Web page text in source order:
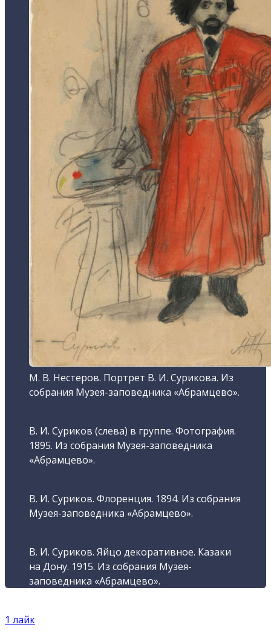
М. В. Нестеров. Портрет В. И. Сурикова. Из
собрания Музея-заповедника «Абрамцево».
В. И. Суриков (слева) в группе. Фотография.
1895. Из собрания Музея-заповедника
«Абрамцево».
В. И. Суриков. Флоренция. 1894. Из собрания
Музея-заповедника «Абрамцево».
В. И. Суриков. Яйцо декоративное. Казаки
на Дону. 1915. Из собрания Музея-
заповедника «Абрамцево».
1 лайк